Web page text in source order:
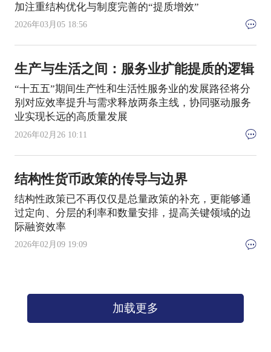
加注重结构优化与制度完善的“提质增效”
2026年03月05 18:56
生产与生活之间：服务业扩能提质的逻辑
“十五五”期间生产性和生活性服务业的发展路径将分
别对应效率提升与需求释放两条主线，协同驱动服务
业实现长远的高质量发展
2026年02月26 10:11
结构性货币政策的传导与边界
结构性政策已不再仅仅是总量政策的补充，更能够通
过定向、分层的利率和数量安排，提高关键领域的边
际融资效率
2026年02月09 19:09
加载更多